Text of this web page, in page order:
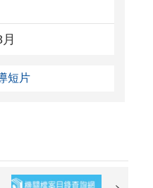
短片